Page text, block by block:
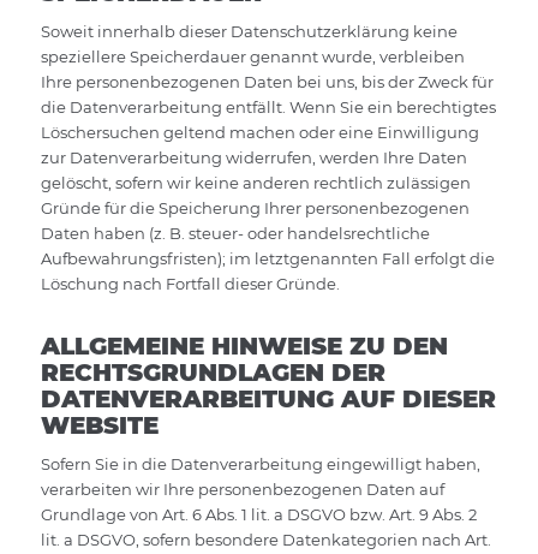
Soweit innerhalb dieser Datenschutzerklärung keine
speziellere Speicherdauer genannt wurde, verbleiben
Ihre personenbezogenen Daten bei uns, bis der Zweck für
die Datenverarbeitung entfällt. Wenn Sie ein berechtigtes
Löschersuchen geltend machen oder eine Einwilligung
zur Datenverarbeitung widerrufen, werden Ihre Daten
gelöscht, sofern wir keine anderen rechtlich zulässigen
Gründe für die Speicherung Ihrer personenbezogenen
Daten haben (z. B. steuer- oder handelsrechtliche
Aufbewahrungsfristen); im letztgenannten Fall erfolgt die
Löschung nach Fortfall dieser Gründe.
ALLGEMEINE HINWEISE ZU DEN
RECHTSGRUNDLAGEN DER
DATENVERARBEITUNG AUF DIESER
WEBSITE
Sofern Sie in die Datenverarbeitung eingewilligt haben,
verarbeiten wir Ihre personenbezogenen Daten auf
Grundlage von Art. 6 Abs. 1 lit. a DSGVO bzw. Art. 9 Abs. 2
lit. a DSGVO, sofern besondere Datenkategorien nach Art.